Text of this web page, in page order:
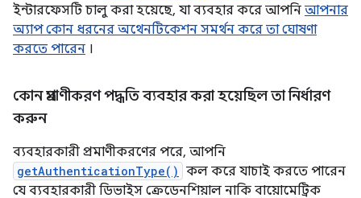
ইন্টারফেসটি চালু করা হয়েছে, যা ব্যবহার করে আপনি আপনার
অ্যাপ কোন ধরনের অথেনটিকেশন সমর্থন করে তা ঘোষণা
করতে পারেন ।
কোন প্রমাণীকরণ পদ্ধতি ব্যবহার করা হয়েছিল তা নির্ধারণ
করুন
ব্যবহারকারী প্রমাণীকরণের পরে, আপনি
getAuthenticationType() কল করে যাচাই করতে পারেন
যে ব্যবহারকারী ডিভাইস ক্রেডেনশিয়াল নাকি বায়োমেট্রিক